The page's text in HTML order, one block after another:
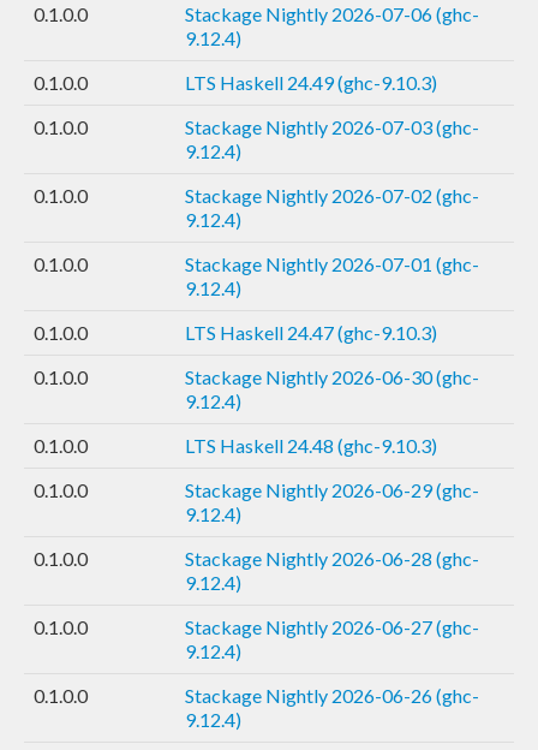
0.1.0.0
Stackage Nightly 2026-07-06 (ghc-
9.12.4)
0.1.0.0
LTS Haskell 24.49 (ghc-9.10.3)
0.1.0.0
Stackage Nightly 2026-07-03 (ghc-
9.12.4)
0.1.0.0
Stackage Nightly 2026-07-02 (ghc-
9.12.4)
0.1.0.0
Stackage Nightly 2026-07-01 (ghc-
9.12.4)
0.1.0.0
LTS Haskell 24.47 (ghc-9.10.3)
0.1.0.0
Stackage Nightly 2026-06-30 (ghc-
9.12.4)
0.1.0.0
LTS Haskell 24.48 (ghc-9.10.3)
0.1.0.0
Stackage Nightly 2026-06-29 (ghc-
9.12.4)
0.1.0.0
Stackage Nightly 2026-06-28 (ghc-
9.12.4)
0.1.0.0
Stackage Nightly 2026-06-27 (ghc-
9.12.4)
0.1.0.0
Stackage Nightly 2026-06-26 (ghc-
9.12.4)